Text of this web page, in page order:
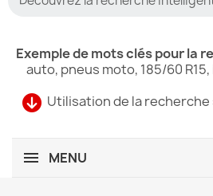
Utilisation de la
Exemple de mots clés pour la
auto, pneus moto, 185/60
MENU